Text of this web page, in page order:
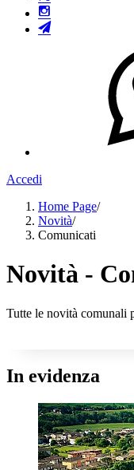
Accedi
Home Page/
Novità/
Comunicati
Novità -
Tutte le novità comunali
In evidenza